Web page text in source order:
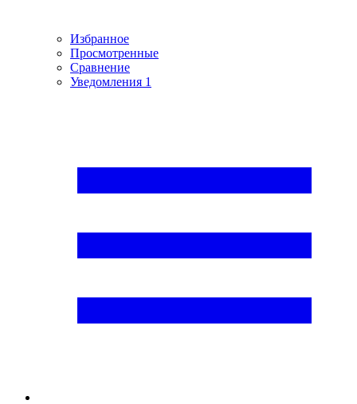
Избранное
Просмотренные
Сравнение
Уведомления 1